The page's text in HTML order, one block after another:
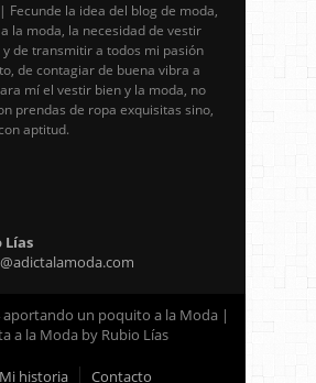
Fecunde la idea del blog de moda,
la moda, la necesidad de vestir
y de transmitir a todos mi pasión
de contagiar de buena vibra a
mí el vestir bien y la moda, no
prendas de ropa exquisitas sino,
aptitud.
Lías
aportando un poquito a la Moda |
a la Moda by Rubio Lías
Mi historia Contacto